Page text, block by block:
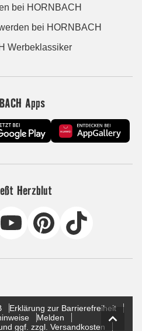
bei HORNBACH
bei HORNBACH
Werbeklassiker
Apps
Herzblut
Erklärung zur Barrierefreiheit
Melden
ggf. zzgl. Versandkosten